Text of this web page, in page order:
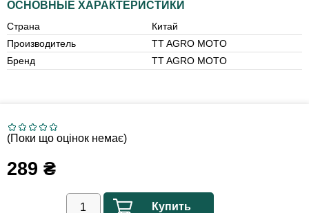
ОСНОВНЫЕ ХАРАКТЕРИСТИКИ
Страна
Китай
Производитель
TT AGRO MOTO
Бренд
TT AGRO MOTO
(Поки що оцінок немає)
289 ₴
Купить